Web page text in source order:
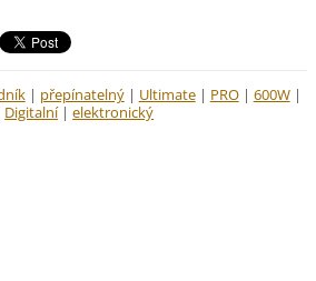
| přepínatelný | Ultimate | PRO | 600W |
Digitalní | elektronický